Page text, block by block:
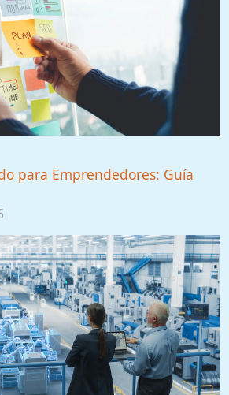
para Emprendedores: Guía